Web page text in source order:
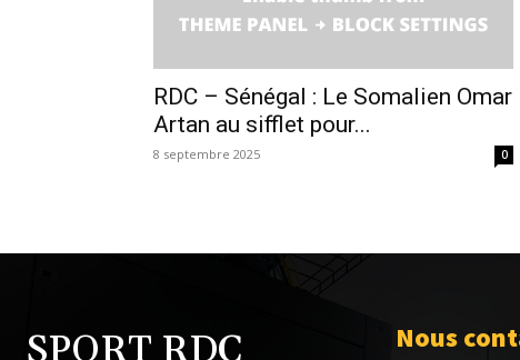
RDC – Sénégal : Le Somalien Omar
Artan au sifflet pour...
8 septembre 2025 0
Nous